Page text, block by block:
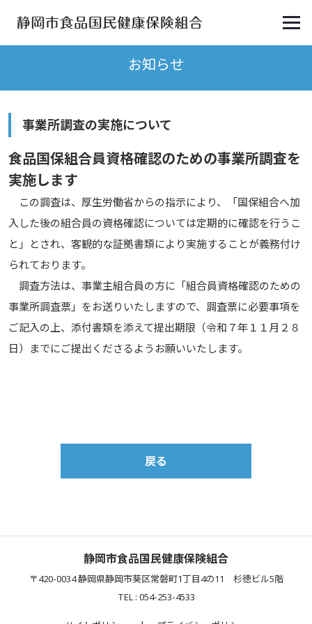
お知らせ
事業所調査の実施について
食品国保組合員資格確認のための事業所調査を
実施します
この調査は、厚生労働省からの指示により、「国保組合へ加
入した後の組合員の資格確認については定期的に確認を行うこ
と」とされ、客観的な証拠書類により実施することが義務付け
られております。
調査方法は、事業主組合員の方に「組合員資格確認のための
事業所調査票」をお送りいたしますので、調査票に必要事項を
ご記入の上、添付書類を添えて提出期限（令和７年１１月２８
日）までにご提出くださるようお願いいたします。
戻る
静岡市食品国民健康保険組合
〒420-0034 静岡県静岡市葵区常磐町1丁目4の11 杉徳ビル5階
TEL : 054-253-4533